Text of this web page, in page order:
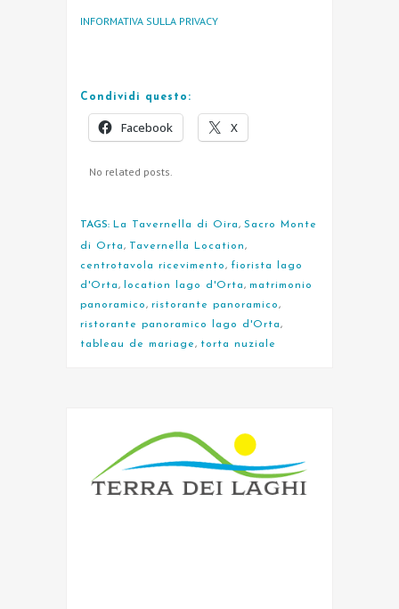
INFORMATIVA SULLA PRIVACY
Condividi questo:
Facebook X
No related posts.
TAGS: La Tavernella di Oira, Sacro Monte
di Orta, Tavernella Location,
centrotavola ricevimento, fiorista lago
d'Orta, location lago d'Orta, matrimonio
panoramico, ristorante panoramico,
ristorante panoramico lago d'Orta,
tableau de mariage, torta nuziale